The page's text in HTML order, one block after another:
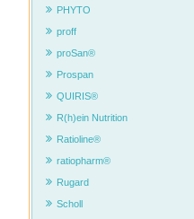
PHYTO
proff
proSan®
Prospan
QUIRIS®
R(h)ein Nutrition
Ratioline®
ratiopharm®
Rugard
Scholl